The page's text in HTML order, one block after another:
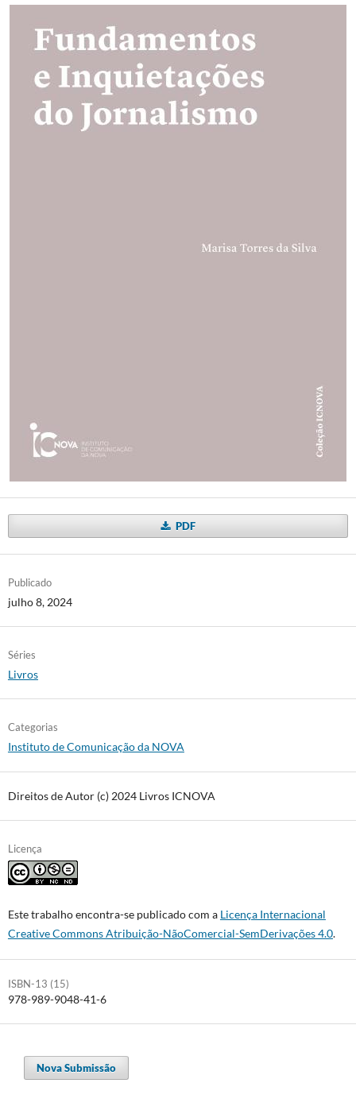
PDF
Publicado
julho 8, 2024
Séries
Livros
Categorias
Instituto de Comunicação da NOVA
Direitos de Autor (c) 2024 Livros ICNOVA
Licença
Este trabalho encontra-se publicado com a Licença Internacional
Creative Commons Atribuição-NãoComercial-SemDerivações 4.0.
ISBN-13 (15)
978-989-9048-41-6
Nova Submissão